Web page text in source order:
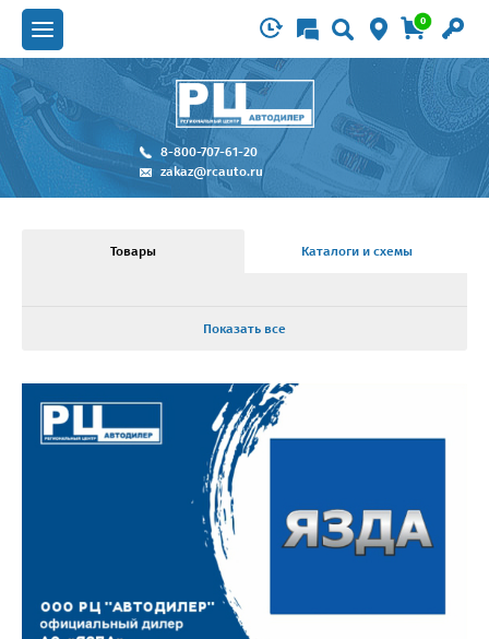
0
8-800-707-61-20
zakaz@rcauto.ru
Товары Каталоги и схемы
Показать все